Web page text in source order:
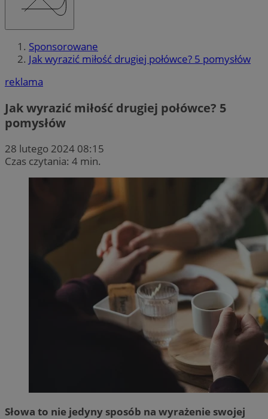
Sponsorowane
Jak wyrazić miłość drugiej połówce? 5 pomysłów
reklama
Jak wyrazić miłość drugiej połówce? 5
pomysłów
28 lutego 2024 08:15
Czas czytania: 4 min.
Słowa to nie jedyny sposób na wyrażenie swojej